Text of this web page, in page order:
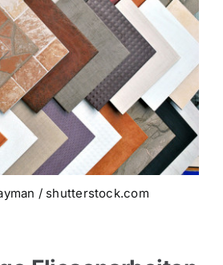
/ shutterstock.com